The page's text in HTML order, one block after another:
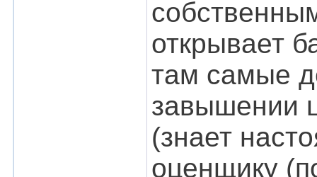
открывает
там самые
завышении
(знает
оценщику